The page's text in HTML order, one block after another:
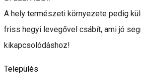
A hely természeti környezete pedig
friss hegyi levegővel csábít, ami jó
kikapcsolódáshoz!
Település